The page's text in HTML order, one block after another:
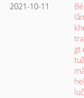
2021-10-11
gt